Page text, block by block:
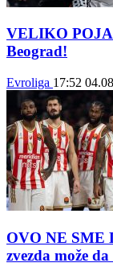
VELIKO
Beograd!
Evroliga 17:52
OVO NE SME
zvezda može